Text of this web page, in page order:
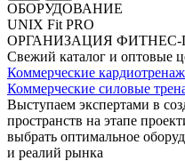
ОБОРУДОВАНИЕ
UNIX Fit PRO
ОРГАНИЗАЦИЯ
Свежий каталог и оптовые
Коммерческие
Коммерческие силовые
Выступаем экспертами в
пространств на этапе
выбрать оптимальное
и реалий рынка